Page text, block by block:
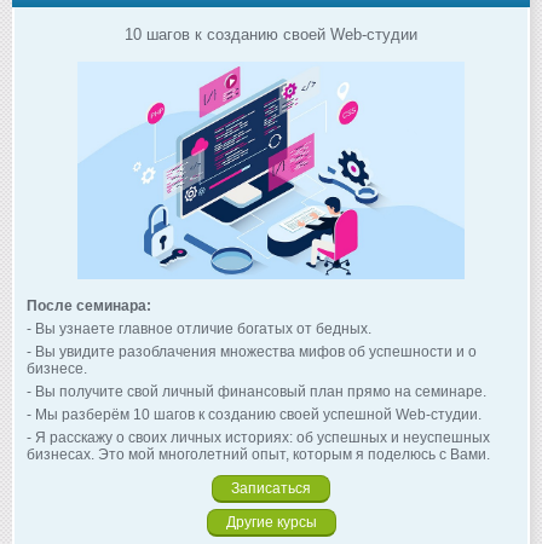
10 шагов к созданию своей Web-студии
После семинара:
- Вы узнаете главное отличие богатых от бедных.
- Вы увидите разоблачения множества мифов об успешности и о
бизнесе.
- Вы получите свой личный финансовый план прямо на семинаре.
- Мы разберём 10 шагов к созданию своей успешной Web-студии.
- Я расскажу о своих личных историях: об успешных и неуспешных
бизнесах. Это мой многолетний опыт, которым я поделюсь с Вами.
Записаться
Другие курсы